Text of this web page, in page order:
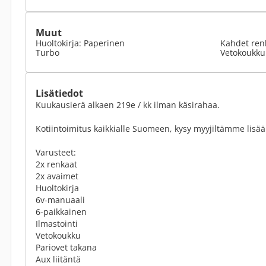
Muut
Huoltokirja: Paperinen
Turbo
Kahdet
Vetokoukku
Lisätiedot
Kuukausierä alkaen 219e / kk ilman käsirahaa.
Kotiintoimitus kaikkialle Suomeen, kysy myyjiltämme
Varusteet:
2x renkaat
2x avaimet
Huoltokirja
6v-manuaali
6-paikkainen
Ilmastointi
Vetokoukku
Pariovet takana
Aux liitäntä